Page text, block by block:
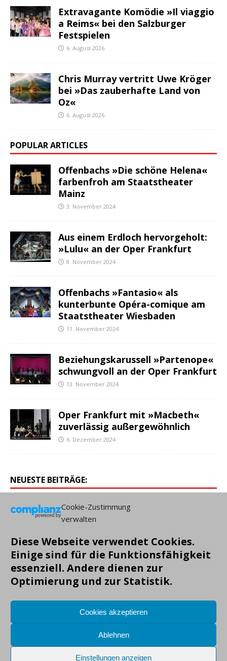
Cookie-Zustimmung
verwalten
Diese Webseite verwendet Cookies.
Einige sind für die Funktionsfähigkeit
essenziell. Andere dienen zur
Optimierung und zur Statistik.
Cookies akzeptieren
Ablehnen
Einstellungen anzeigen
Extravagante Komödie »Il viaggio
a Reims« bei den Salzburger
Festspielen
6. August 2026
Chris Murray vertritt Uwe Kröger
bei »Das zauberhafte Land von
Oz«
6. August 2026
POPULAR ARTICLES
Offenbachs »Die schöne Helena«
farbenfroh am Staatstheater
Mainz
3. November 2024
Aus einem Erdloch hervorgeholt:
»Lulu« an der Oper Frankfurt
8. November 2024
Offenbachs »Fantasio« als
kunterbunte Opéra-comique am
Staatstheater Wiesbaden
11. November 2024
Beziehungskarussell »Partenope«
schwungvoll an der Oper Frankfurt
13. November 2024
Oper Frankfurt mit »Macbeth«
zuverlässig außergewöhnlich
6. Dezember 2024
NEUESTE BEITRÄGE: